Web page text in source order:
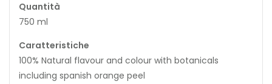
Quantità
750 ml
Caratteristiche
100% Natural flavour and colour with botanicals
including spanish orange peel